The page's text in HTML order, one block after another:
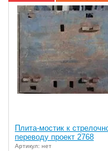
Плита-мостик к
переводу проект 2768
Артикул: нет